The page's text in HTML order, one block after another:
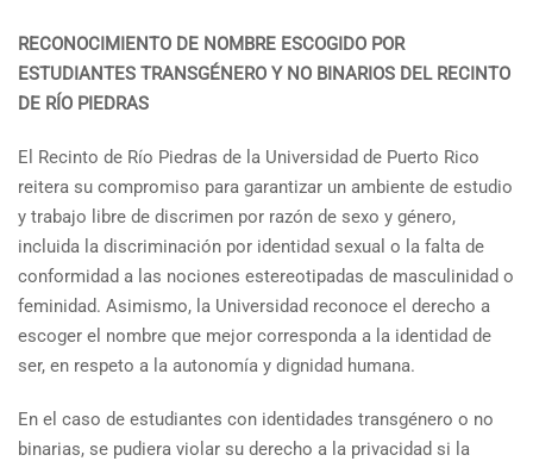
RECONOCIMIENTO DE NOMBRE ESCOGIDO POR
ESTUDIANTES TRANSGÉNERO Y NO BINARIOS DEL RECINTO
DE RÍO PIEDRAS
El Recinto de Río Piedras de la Universidad de Puerto Rico
reitera su compromiso para garantizar un ambiente de estudio
y trabajo libre de discrimen por razón de sexo y género,
incluida la discriminación por identidad sexual o la falta de
conformidad a las nociones estereotipadas de masculinidad o
feminidad. Asimismo, la Universidad reconoce el derecho a
escoger el nombre que mejor corresponda a la identidad de
ser, en respeto a la autonomía y dignidad humana.
En el caso de estudiantes con identidades transgénero o no
binarias, se pudiera violar su derecho a la privacidad si la